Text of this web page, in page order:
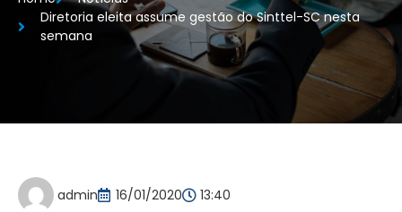
Diretoria eleita assume gestão do Sinttel-SC nesta
semana
admin 16/01/2020 13:40